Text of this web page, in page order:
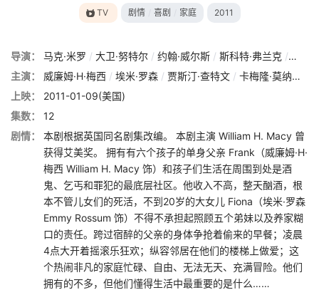
TV 剧情 喜剧 家庭 2011
导演： 马克·米罗 / 大卫·努特尔 / 约翰·威尔斯 / 斯科特·弗兰克 / 约翰·
主演：
威廉姆·H·梅西 / 埃米·罗森 / 贾斯汀·查特文 / 卡梅隆·莫纳汉
上映：
2011-01-09(美国)
集数：
12
剧情：
本剧根据英国同名剧集改编。 本剧主演 William H. Macy 曾
获得艾美奖。 拥有有六个孩子的单身父亲 Frank（威廉姆·H·
梅西 William H. Macy 饰）和孩子们生活在周围到处是酒
鬼、乞丐和罪犯的最底层社区。他收入不高，整天酗酒，根
本不管儿女们的死活，不到20岁的大女儿 Fiona（埃米·罗森
Emmy Rossum 饰）不得不承担起照顾五个弟妹以及养家糊
口的责任。跨过宿醉的父亲的身体争抢着偷来的早餐；凌晨
4点大开着摇滚乐狂欢；纵容邻居在他们的楼梯上做爱；这
个热闹非凡的家庭忙碌、自由、无法无天、充满冒险。他们
拥有的不多，但他们懂得生活中最重要的是什么……